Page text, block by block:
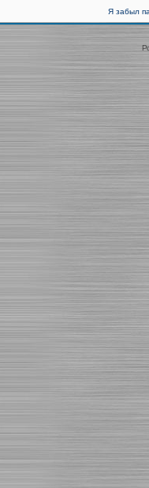
Я забыл